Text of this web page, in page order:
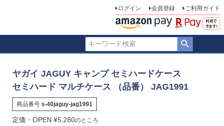
ログイン 会員登録 ご利用ガイド
ヤガイ JAGUY キャンプ セミハードケース
セミハード マルチケース （品番） JAG1991
商品番号 s-40jaguy-jag1991
定価・OPEN ¥5,280のところ